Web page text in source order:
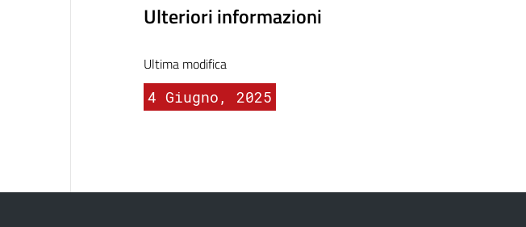
Ulteriori informazioni
Ultima modifica
4 Giugno, 2025